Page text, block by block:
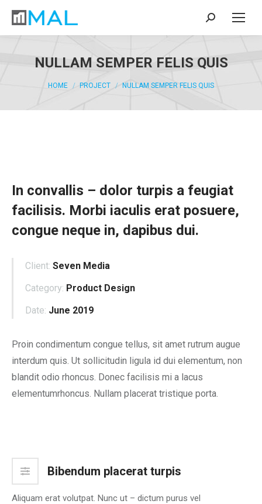
Search:
NULLAM SEMPER FELIS QUIS
You are here:
HOME PROJECT NULLAM SEMPER FELIS QUIS
In convallis – dolor turpis a feugiat
facilisis. Morbi iaculis erat posuere,
congue neque in, dapibus dui.
Client: Seven Media
Category: Product Design
Date: June 2019
Proin condimentum congue tellus, sit amet rutrum augue
interdum quis. Ut sollicitudin ligula id dui elementum, non
blandit odio rhoncus. Donec facilisis mi a lacus
elementumrhoncus. Nullam placerat tristique porta.
Bibendum placerat turpis
Aliquam erat volutpat. Nunc ut – dictum purus vel